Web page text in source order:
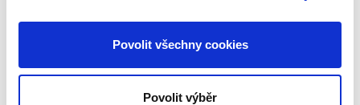
Povolit všechny cookies
Povolit výběr
nového občanského zákoníku v roce 2014 stala
mimořádně aktuální v...
Veřejné zakázky v